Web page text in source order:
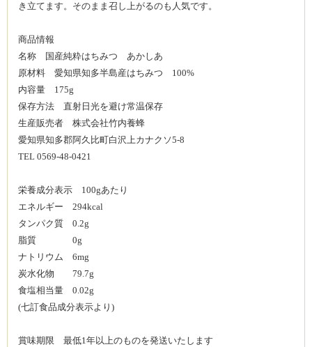
き立てます。そのまま召し上がるのも人気です。
商品情報
名称 国産純粋はちみつ あかしあ
原材料 愛知県知多半島産はちみつ 100%
内容量 175g
保存方法 直射日光を避け常温保存
生産販売者 株式会社竹内養蜂
愛知県知多郡阿久比町白沢上カナクソ5-8
TEL 0569-48-0421
栄養成分表示 100gあたり
エネルギー 294kcal
タンパク質 0.2g
脂質 0g
ナトリウム 6mg
炭水化物 79.7g
食塩相当量 0.02g
(七訂食品成分表示より)
賞味期限 最低1年以上のものを発送いたします